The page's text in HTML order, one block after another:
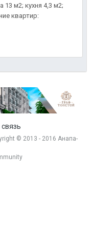
м2; кухня 4,3 м2;
квартир:
© 2013 - 2016 Анапа-